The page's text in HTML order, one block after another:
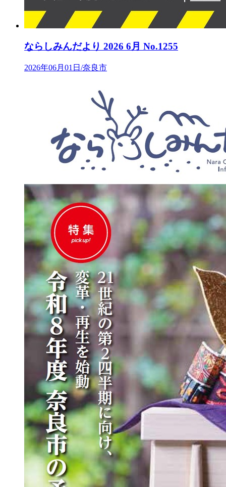
ならしみんだより 2026 6月 No.1255
2026年06月01日/奈良市